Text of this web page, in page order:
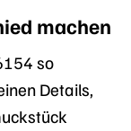
machen
so
Details,